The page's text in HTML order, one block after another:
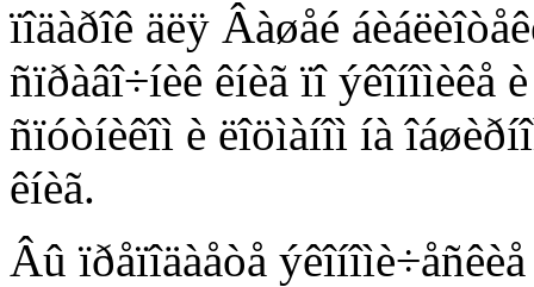
ïîäàðîê äëÿ Âàøåé
ñïðàâî÷íèê êíèã ïî ýêîíîìèêå
ñïóòíèêîì è ëîöìàíîì íà
êíèã.
Âû ïðåïîäàåòå